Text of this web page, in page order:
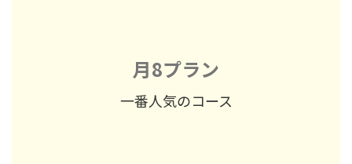
月8プラン
一番人気のコース